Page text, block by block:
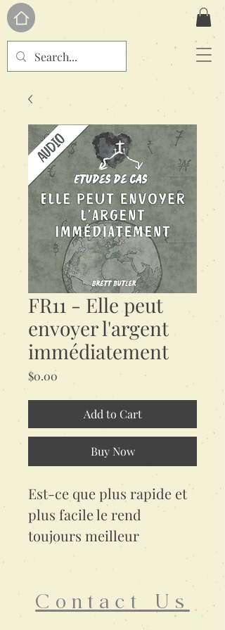
FR11 - Elle peut
envoyer l'argent
immédiatement
$0.00
Add to Cart
Buy Now
Est-ce que plus rapide et
plus facile le rend
toujours meilleur
Contact Us